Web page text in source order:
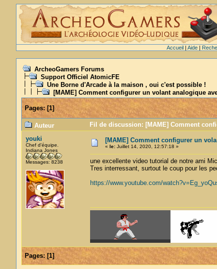
Accueil| Aide|
ArcheoGamers Forums
Support Officiel AtomicFE
Une Borne d'Arcade à la maison , oui c'est possible !
[MAME] Comment configurer un volant analogique
Pages:[1]
Auteur
Fil de discussion: [MAME] Comment
youki
Chef d'équipe.
Indiana Jones
Messages: 8238
[MAME] Comment configurer un
« le:Juillet 14, 2020, 12:57:18 »
une excellente video tutorial de notre ami
Tres interressant, surtout le coup pour les
https://www.youtube.com/
Pages:[1]